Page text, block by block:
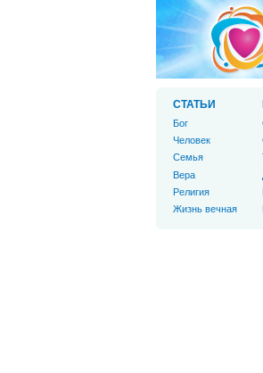
СТАТЬИ
Бог
Человек
Cемья
Вера
Религия
Жизнь вечная